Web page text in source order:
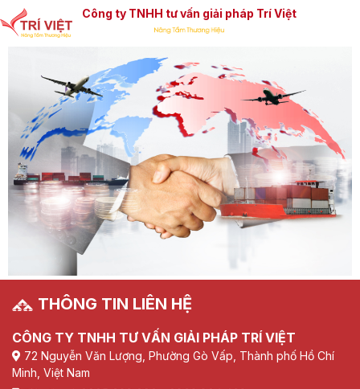
Công ty TNHH tư vấn giải pháp Trí Việt
THÔNG TIN LIÊN HỆ
CÔNG TY TNHH TƯ VẤN GIẢI PHÁP TRÍ VIỆT
72 Nguyễn Văn Lượng, Phường Gò Vấp, Thành phố Hồ Chí
Minh, Việt Nam